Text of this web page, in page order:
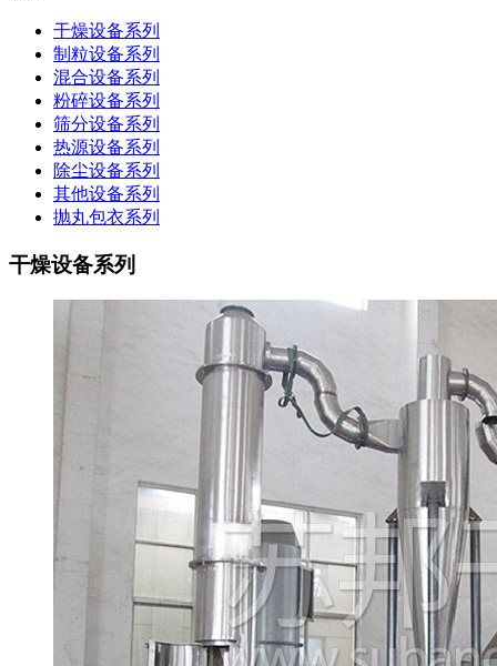
干燥设备系列
制粒设备系列
混合设备系列
粉碎设备系列
筛分设备系列
热源设备系列
除尘设备系列
其他设备系列
抛丸包衣系列
干燥设备系列